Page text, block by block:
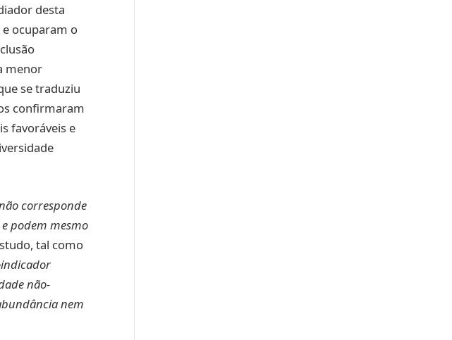
desta
ocuparam o
menor
se traduziu
confirmaram
favoráveis e
corresponde
podem mesmo
tal como
não-
nem